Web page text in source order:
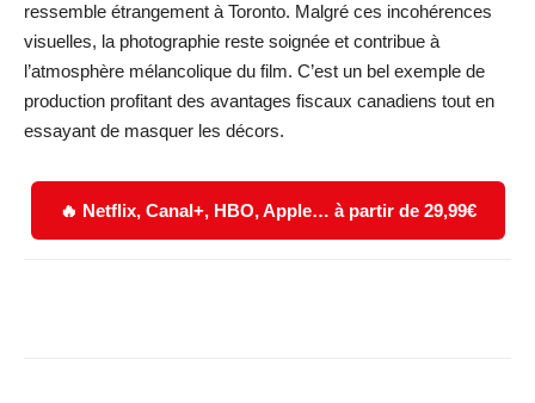
ressemble étrangement à Toronto. Malgré ces incohérences
visuelles, la photographie reste soignée et contribue à
l’atmosphère mélancolique du film. C’est un bel exemple de
production profitant des avantages fiscaux canadiens tout en
essayant de masquer les décors.
🔥 Netflix, Canal+, HBO, Apple… à partir de 29,99€